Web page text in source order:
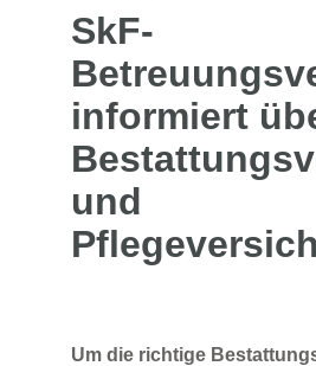
SkF-
informiert
und
Um die richtige